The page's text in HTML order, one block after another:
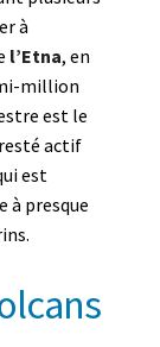
à
l’Etna, en
million
est le
resté actif
est
à presque